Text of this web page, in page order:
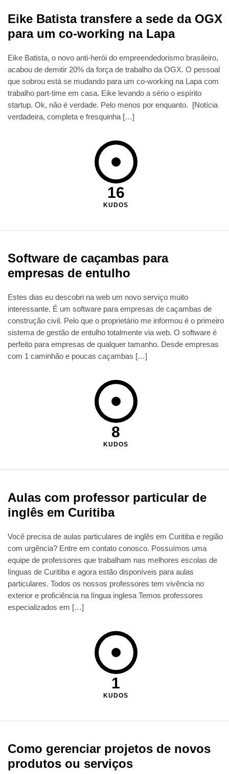
Eike Batista transfere a sede da OGX
para um co-working na Lapa
Eike Batista, o novo anti-herói do empreendedorismo brasileiro,
acabou de demitir 20% da força de trabalho da OGX. O pessoal
que sobrou está se mudando para um co-working na Lapa com
trabalho part-time em casa. Eike levando a sério o espírito
startup. Ok, não é verdade. Pelo menos por enquanto. [Notícia
verdadeira, completa e fresquinha […]
16
KUDOS
Software de caçambas para
empresas de entulho
Estes dias eu descobri na web um novo serviço muito
interessante. É um software para empresas de caçambas de
construção civil. Pelo que o proprietário me informou é o primeiro
sistema de gestão de entulho totalmente via web. O software é
perfeito para empresas de qualquer tamanho. Desde empresas
com 1 caminhão e poucas caçambas […]
8
KUDOS
Aulas com professor particular de
inglês em Curitiba
Você precisa de aulas particulares de inglês em Curitiba e região
com urgência? Entre em contato conosco. Possuímos uma
equipe de professores que trabalham nas melhores escolas de
línguas de Curitiba e agora estão disponíveis para aulas
particulares. Todos os nossos professores tem vivência no
exterior e proficiência na língua inglesa Temos professores
especializados em […]
1
KUDOS
Como gerenciar projetos de novos
produtos ou serviços